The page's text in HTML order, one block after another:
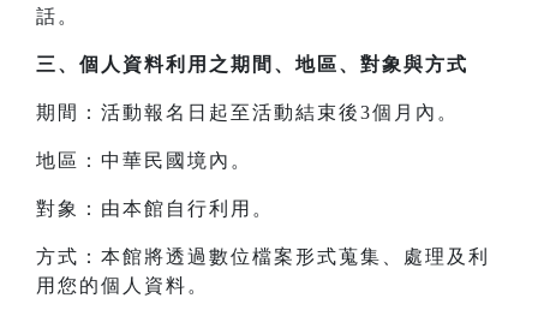
話。
三、 個人資料利用之期間、地區、對象與方式
期間：活動報名日起至活動結束後3個月內。
地區：中華民國境內。
對象：由本館自行利用。
方式：本館將透過數位檔案形式蒐集、處理及利
用您的個人資料。